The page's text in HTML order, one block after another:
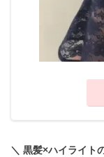
＼ 黒髪×ハイライト